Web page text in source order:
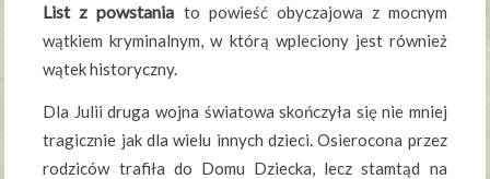
List z powstania to powieść obyczajowa z mocnym
wątkiem kryminalnym, w którą wpleciony jest również
wątek historyczny.
Dla Julii druga wojna światowa skończyła się nie mniej
tragicznie jak dla wielu innych dzieci. Osierocona przez
rodziców trafiła do Domu Dziecka, lecz stamtąd na